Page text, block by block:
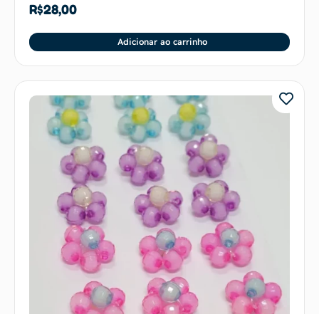
R$28,00
Adicionar ao carrinho